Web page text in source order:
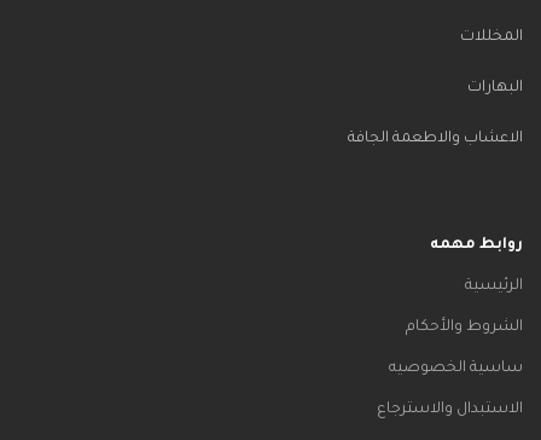
المخللات
البهارات
الاعشاب والاطعمة الجافة
روابط مهمه
الرئيسية
الشروط والأحكام
ساسية الخصوصيه
الاستبدال والاسترجاع